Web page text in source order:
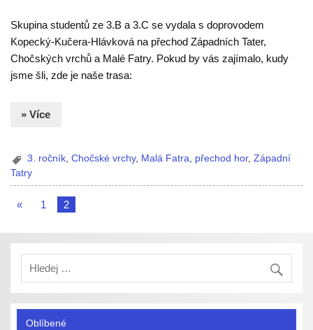
Skupina studentů ze 3.B a 3.C se vydala s doprovodem
Kopecký-Kučera-Hlávková na přechod Západních Tater,
Chočských vrchů a Malé Fatry. Pokud by vás zajímalo, kudy
jsme šli, zde je naše trasa:
» Více
3. ročník,Chočské vrchy, Malá Fatra, přechod hor,Západní
Tatry
« 1 2
Oblíbené